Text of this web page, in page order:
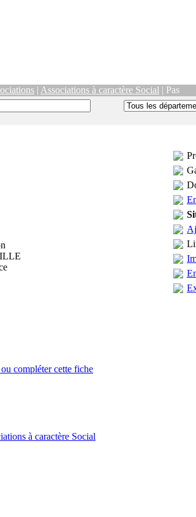
| Associations à caractère Social | Pas
compléter cette fiche
à caractère Social